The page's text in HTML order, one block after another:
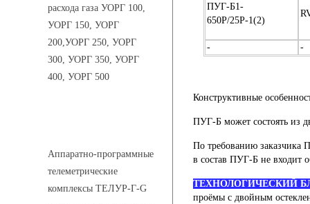
расхода газа УОРГ 100,
УОРГ 150, УОРГ
200,УОРГ 250, УОРГ
300, УОРГ 350, УОРГ
400, УОРГ 500
Аппаратно-программные
телеметрические
комплексы ТЕЛУР-Г-G
- -
ПУГ-Б1-
650Р/25Р-1(2)
Конструктивные
ПУГ-Б может состоять из
По требованию заказчика
в состав ПУГ-Б не входит
ТЕХНОЛОГИЧЕСКИЙ
проёмы с двойным